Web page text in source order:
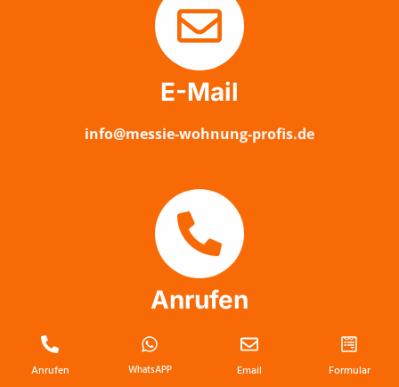
E-Mail
info@messie-wohnung-profis.de
Anrufen
Tel: 0176 32 78 71 41
Anrufen WhatsAPP Email Formular